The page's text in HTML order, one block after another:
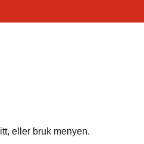
eller bruk menyen.